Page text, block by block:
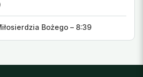
Bożego – 8:39